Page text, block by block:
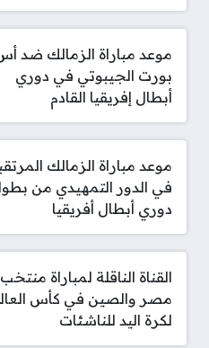
موعد مباراة الزمالك ضد
بورت الجيبوتي في دوري
أبطال إفريقيا القادم
موعد مباراة الزمالك
في الدور التمهيدي من
دوري أبطال أفريقيا
القناة الناقلة لمباراة منتخب
مصر والصين في كأس
لكرة اليد للناشئات